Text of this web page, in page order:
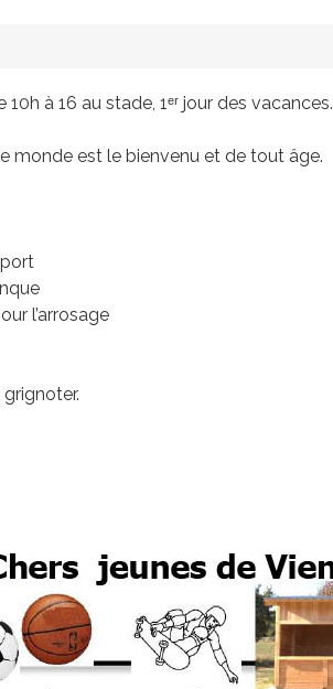
à 16 au stade, 1ᵉʳ jour des vacances.
monde est le bienvenu et de tout âge.
l’arrosage